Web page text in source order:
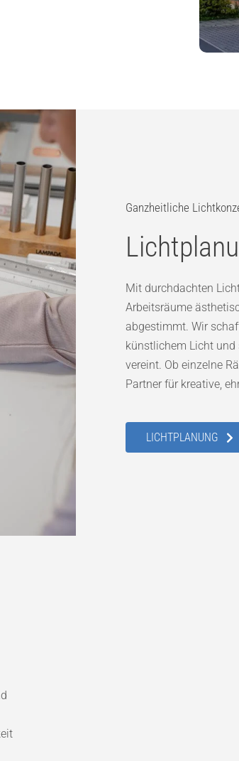
Ganzheitliche
Mit durchdachten
Arbeitsräume
abgestimmt. Wir
künstlichem Licht und
vereint. Ob einzelne
Partner für kreative,
LICHTPLANUNG